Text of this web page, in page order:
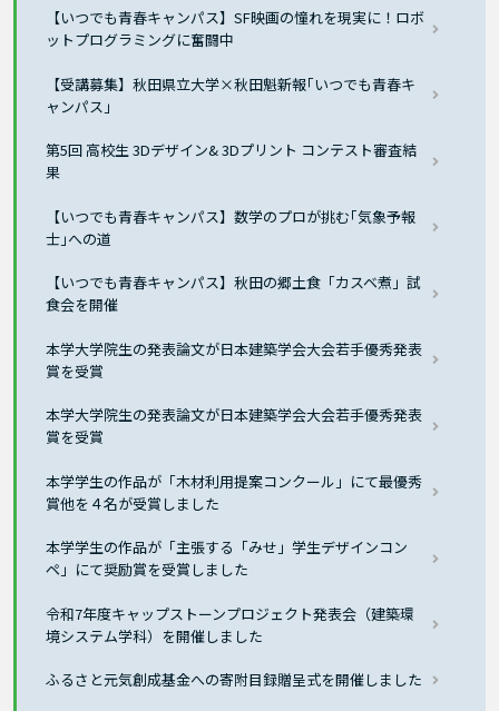
【いつでも青春キャンパス】SF映画の憧れを現実に！ロボ
ットプログラミングに奮闘中
【受講募集】秋田県立大学×秋田魁新報｢いつでも青春キ
ャンパス｣
第5回 高校生 3Dデザイン& 3Dプリント コンテスト審査結
果
【いつでも青春キャンパス】数学のプロが挑む｢気象予報
士｣への道
【いつでも青春キャンパス】秋田の郷土食「カスベ煮」試
食会を開催
本学大学院生の発表論文が日本建築学会大会若手優秀発表
賞を受賞
本学大学院生の発表論文が日本建築学会大会若手優秀発表
賞を受賞
本学学生の作品が「木材利用提案コンクール」にて最優秀
賞他を４名が受賞しました
本学学生の作品が「主張する「みせ」学生デザインコン
ペ」にて奨励賞を受賞しました
令和7年度キャップストーンプロジェクト発表会（建築環
境システム学科）を開催しました
ふるさと元気創成基金への寄附目録贈呈式を開催しました